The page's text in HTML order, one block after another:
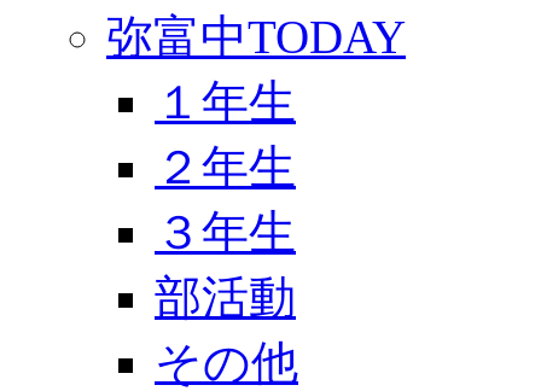
弥富中TODAY
１年生
２年生
３年生
部活動
その他